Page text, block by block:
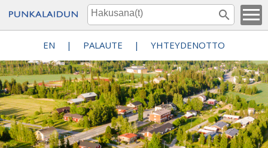
EN | PALAUTE | YHTEYDENOTTO